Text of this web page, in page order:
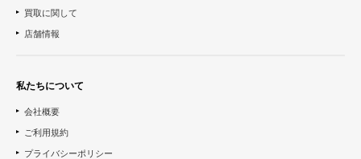
買取に関して
店舗情報
私たちについて
会社概要
ご利用規約
プライバシーポリシー